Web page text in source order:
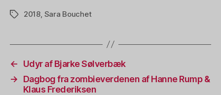
Tags2018 Sara Bouchet
←
Udyr af Bjarke Sølverbæk
→
Dagbog fra zombieverdenen af Hanne Rump &
Klaus Frederiksen